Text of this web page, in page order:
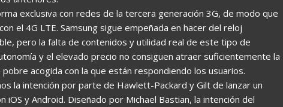
exclusiva con redes de la tercera generación 3G, de modo que
el 4G LTE. Samsung sigue empeñada en hacer del reloj
pero la falta de contenidos y utilidad real de este tipo de
y el elevado precio no consiguen atraer suficientemente la
acogida con la que están respondiendo los usuarios.
la intención por parte de Hawlett-Packard y Gilt de lanzar un
y Android. Diseñado por Michael Bastian, la intención del